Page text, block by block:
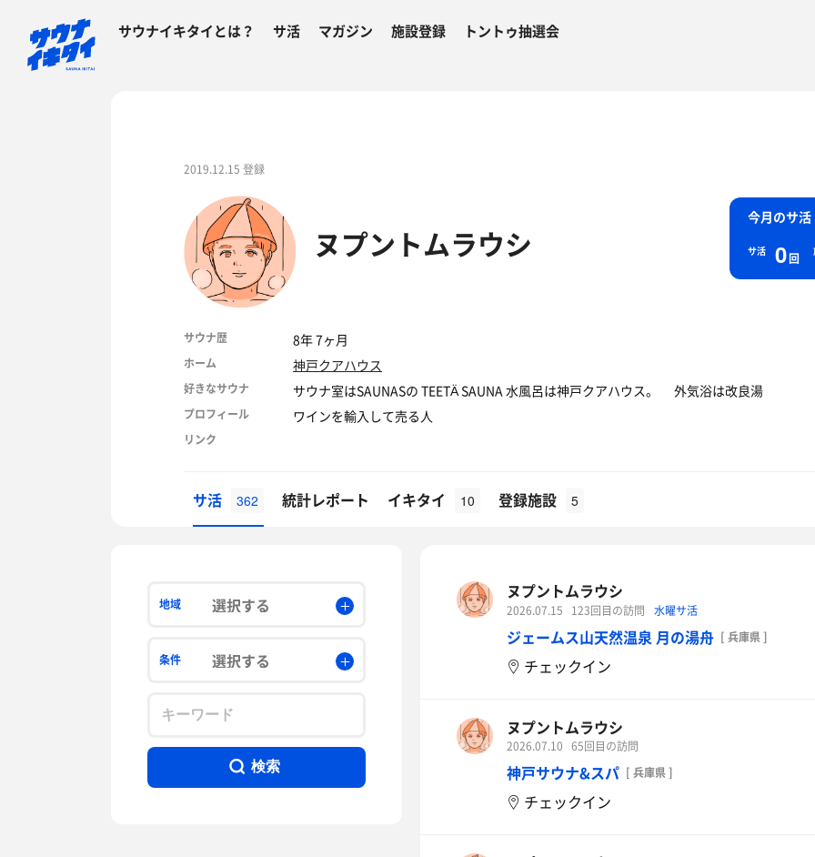
サウナイキタイとは？ サ活 マガジン 施設登録 トントゥ抽選会
2019.12.15 登録
ヌプントムラウシ
今月のサ活
サ活 0回
サウナ歴 8年 7ヶ月
ホーム 神戸クアハウス
好きなサウナ サウナ室はSAUNASの TEETÄ SAUNA 水風呂は神戸クアハウス。 外気浴は改良湯
プロフィール ワインを輸入して売る人
リンク
サ活 362 統計レポート イキタイ 10 登録施設 5
地域 選択する
条件 選択する
検索
ヌプントムラウシ
2026.07.15 123回目の訪問 水曜サ活
ジェームス山天然温泉 月の湯舟 [ 兵庫県 ]
チェックイン
ヌプントムラウシ
2026.07.10 65回目の訪問
神戸サウナ&スパ [ 兵庫県 ]
チェックイン